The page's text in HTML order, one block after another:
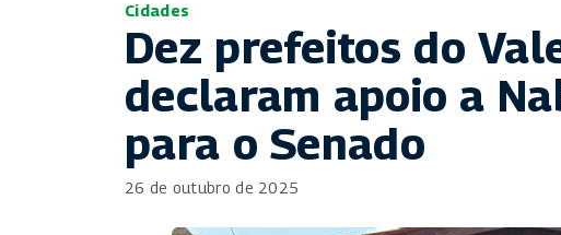
Cidades
Dez prefeitos do
declaram apoio a
para o Senado
26 de outubro de 2025